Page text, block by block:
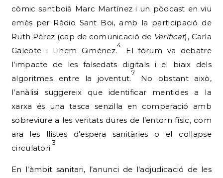
còmic santboià Marc Martínez i un pòdcast en viu
emès per Ràdio Sant Boi, amb la participació de
Ruth Pérez (cap de comunicació de Verificat), Carla
Galeote i Lihem Giménez.
4
El fòrum va debatre
l’impacte de les falsedats digitals i el biaix dels
algoritmes entre la joventut.
7
No obstant això,
l’anàlisi suggereix que identificar mentides a la
xarxa és una tasca senzilla en comparació amb
sobreviure a les veritats dures de l’entorn físic, com
ara les llistes d’espera sanitàries o el col·lapse
circulatori.
3
En l’àmbit sanitari, l’anunci de l’adjudicació de les